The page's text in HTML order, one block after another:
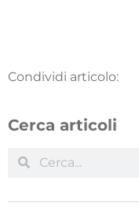
Condividi articolo:
Cerca articoli